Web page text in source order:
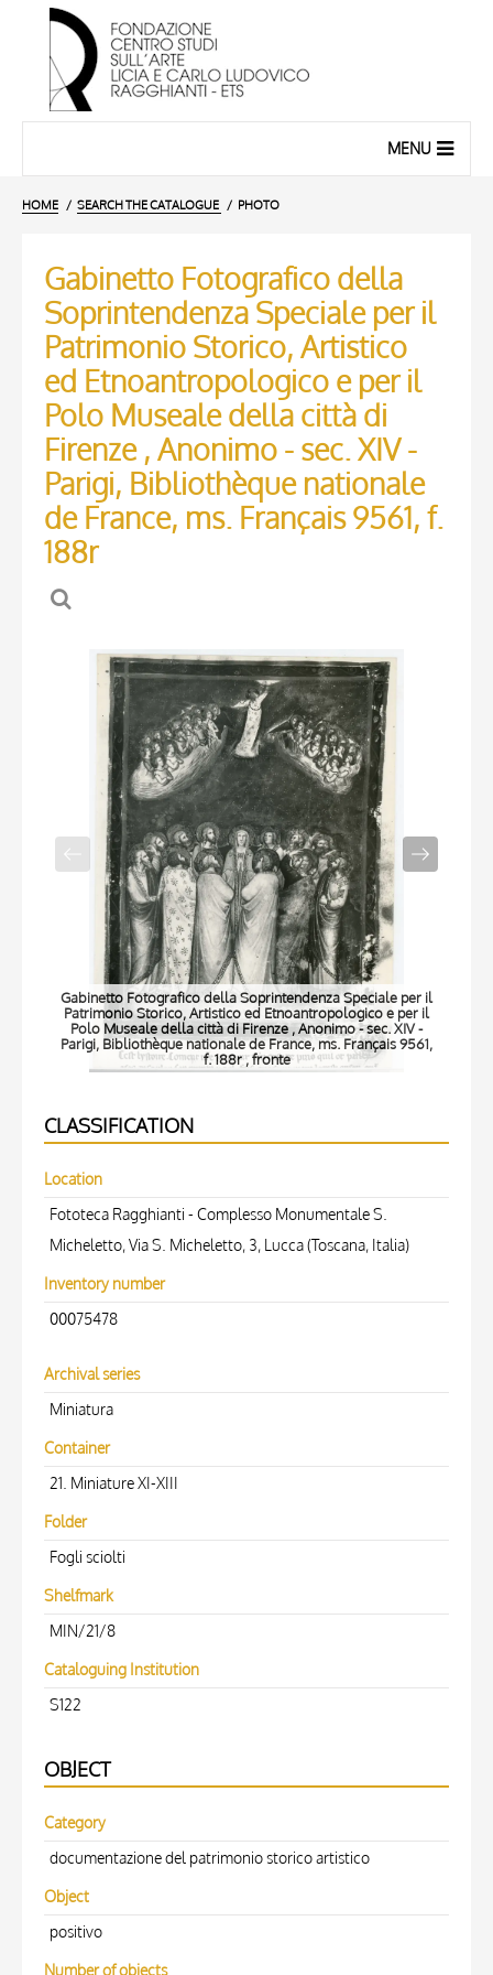
MENU
HOME SEARCH THE CATALOGUE PHOTO
Gabinetto Fotografico della
Soprintendenza Speciale per il
Patrimonio Storico, Artistico
ed Etnoantropologico e per il
Polo Museale della città di
Firenze , Anonimo - sec. XIV -
Parigi, Bibliothèque nationale
de France, ms. Français 9561, f.
188r
Gabinetto Fotografico della Soprintendenza Speciale per il
Patrimonio Storico, Artistico ed Etnoantropologico e per il
Polo Museale della città di Firenze , Anonimo - sec. XIV -
Parigi, Bibliothèque nationale de France, ms. Français 9561,
f. 188r , fronte
CLASSIFICATION
Location
Fototeca Ragghianti - Complesso Monumentale S.
Micheletto, Via S. Micheletto, 3, Lucca (Toscana, Italia)
Inventory number
00075478
Archival series
Miniatura
Container
21. Miniature XI-XIII
Folder
Fogli sciolti
Shelfmark
MIN/21/8
Cataloguing Institution
S122
OBJECT
Category
documentazione del patrimonio storico artistico
Object
positivo
Number of objects